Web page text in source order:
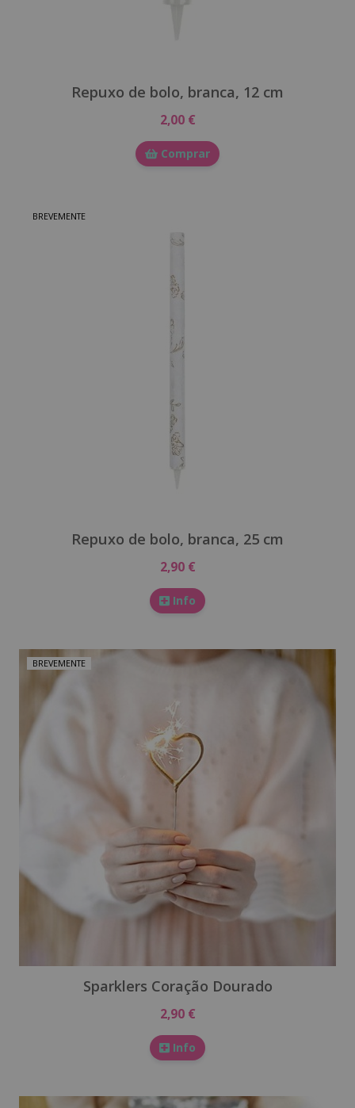
Repuxo de bolo, branca, 12 cm
2,00 €
Comprar
BREVEMENTE
Repuxo de bolo, branca, 25 cm
2,90 €
Info
BREVEMENTE
Sparklers Coração Dourado
2,90 €
Info